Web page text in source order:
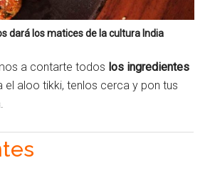
dará los matices de la cultura India
a contarte todos los ingredientes
el aloo tikki, tenlos cerca y pon tus